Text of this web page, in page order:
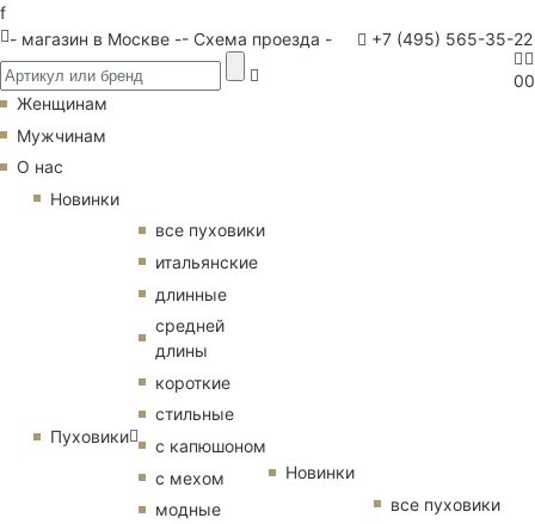
f
- магазин в Москве -- Схема проезда - +7 (495) 565-35-22
00
Женщинам
Мужчинам
О нас
Новинки
Пуховики
все пуховики
итальянские
длинные
средней
длины
короткие
стильные
с капюшоном
с мехом
модные
Новинки
все пуховики